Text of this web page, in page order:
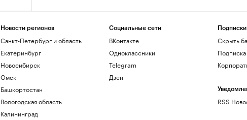
Новости регионов
Санкт-Петербург и область
Екатеринбург
Новосибирск
Омск
Башкортостан
Вологодская область
Калининград
Социальные сети
ВКонтакте
Одноклассники
Telegram
Дзен
Подписки
Скрыть
RSS